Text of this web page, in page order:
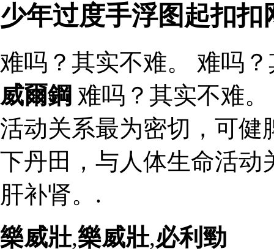
少年过度手浮图起扣扣
难吗？其实不难。 难吗
威爾鋼 难吗？其实不难
活动关系最为密切，可健
下丹田，与人体生命活动
肝补肾。.
樂威壯,樂威壯,必利勁